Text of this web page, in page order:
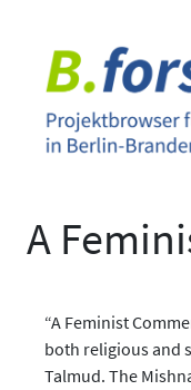
springen
A
“A Feminist
both religious and
Talmud. The